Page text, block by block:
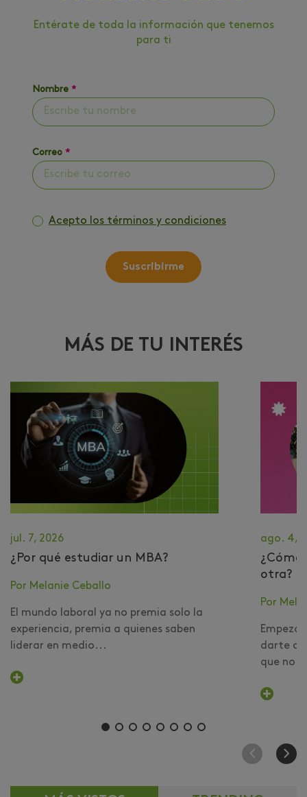
Entérate de toda la información que tenemos
para ti
Nombre *
Correo *
Acepto los términos y condiciones
Suscribirme
MÁS DE TU INTERÉS
jul. 7, 2026
¿Por qué estudiar un MBA?
Por Melanie Ceballo
El mundo laboral ya no premia solo la
experiencia, premia a quienes saben
liderar en medio...
ago. 4,
​¿Cómo
otra?
Por
darte
que no